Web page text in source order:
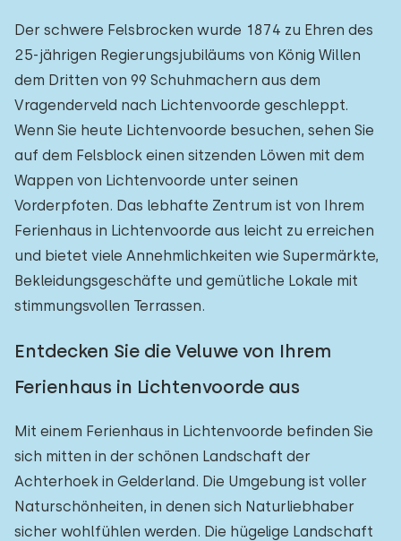
Der schwere Felsbrocken wurde 1874 zu Ehren des
25-jährigen Regierungsjubiläums von König Willen
dem Dritten von 99 Schuhmachern aus dem
Vragenderveld nach Lichtenvoorde geschleppt.
Wenn Sie heute Lichtenvoorde besuchen, sehen Sie
auf dem Felsblock einen sitzenden Löwen mit dem
Wappen von Lichtenvoorde unter seinen
Vorderpfoten. Das lebhafte Zentrum ist von Ihrem
Ferienhaus in Lichtenvoorde aus leicht zu erreichen
und bietet viele Annehmlichkeiten wie Supermärkte,
Bekleidungsgeschäfte und gemütliche Lokale mit
stimmungsvollen Terrassen.
Entdecken Sie die Veluwe von Ihrem
Ferienhaus in Lichtenvoorde aus
Mit einem Ferienhaus in Lichtenvoorde befinden Sie
sich mitten in der schönen Landschaft der
Achterhoek in Gelderland. Die Umgebung ist voller
Naturschönheiten, in denen sich Naturliebhaber
sicher wohlfühlen werden. Die hügelige Landschaft